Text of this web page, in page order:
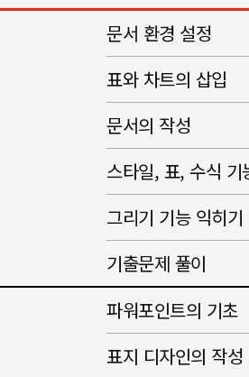
문서 환경 설정
표와 차트의 삽입
문서의 작성
스타일, 표, 수식 기
그리기 기능 익히기
기출문제 풀이
파워포인트의 기초
표지 디자인의 작성